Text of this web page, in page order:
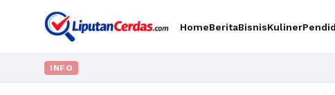
HomeBeritaBisnisKuliner
INFO